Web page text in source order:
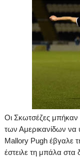
Οι Σκωτσέζες μπήκαν
των Αμερικανίδων να
Mallory Pugh έβγαλε
έστειλε τη μπάλα στα